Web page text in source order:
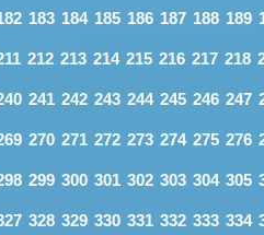
183 184 185 186 187 188 189
212 213 214 215 216 217 218
241 242 243 244 245 246 247
270 271 272 273 274 275 276
299 300 301 302 303 304 305
328 329 330 331 332 333 334